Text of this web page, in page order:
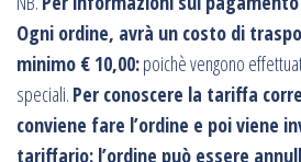
Ogni ordine, avrà un costo di
minimo € 10,00:poichè vengono
speciali. Per conoscere la tariffa
conviene fare l’ordine e poi viene
tariffario: l’ordine può essere